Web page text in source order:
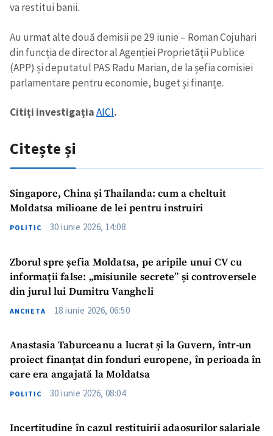
va restitui banii.
Au urmat alte două demisii pe 29 iunie – Roman Cojuhari
din funcția de director al Agenției Proprietății Publice
(APP) și deputatul PAS Radu Marian, de la șefia comisiei
parlamentare pentru economie, buget și finanțe.
Citiți investigațiaAICI.
Citește și
Singapore, China și Thailanda: cum a cheltuit
Moldatsa milioane de lei pentru instruiri
POLITIC 30 iunie 2026, 14:08
Zborul spre șefia Moldatsa, pe aripile unui CV cu
informații false: „misiunile secrete” și controversele
din jurul lui Dumitru Vangheli
ANCHETA 18 iunie 2026, 06:50
Anastasia Taburceanu a lucrat și la Guvern, într-un
proiect finanțat din fonduri europene, în perioada în
care era angajată la Moldatsa
POLITIC 30 iunie 2026, 08:04
Incertitudine în cazul restituirii adaosurilor salariale